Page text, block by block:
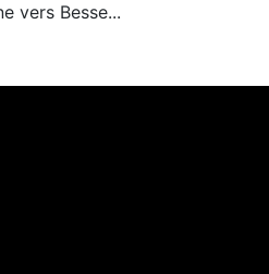
vers Besse...